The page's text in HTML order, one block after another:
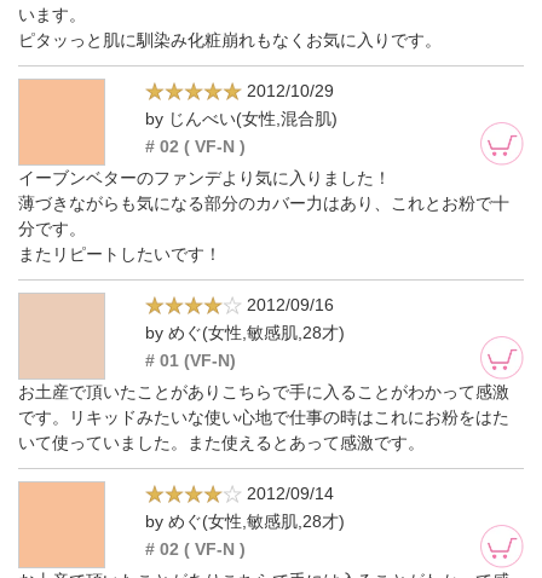
います。
ピタッっと肌に馴染み化粧崩れもなくお気に入りです。
2012/10/29
by じんべい(女性,混合肌)
# 02 ( VF-N )
イーブンベターのファンデより気に入りました！
薄づきながらも気になる部分のカバー力はあり、これとお粉で十
分です。
またリピートしたいです！
2012/09/16
by めぐ(女性,敏感肌,28才)
# 01 (VF-N)
お土産で頂いたことがありこちらで手に入ることがわかって感激
です。リキッドみたいな使い心地で仕事の時はこれにお粉をはた
いて使っていました。また使えるとあって感激です。
2012/09/14
by めぐ(女性,敏感肌,28才)
# 02 ( VF-N )